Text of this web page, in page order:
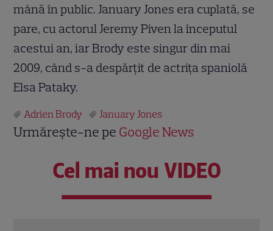
mână în public. January Jones era cuplată, se
pare, cu actorul Jeremy Piven la începutul
acestui an, iar Brody este singur din mai
2009, când s-a despărţit de actriţa spaniolă
Elsa Pataky.
Adrien Brody January Jones
Urmărește-ne pe Google News
Cel mai nou VIDEO